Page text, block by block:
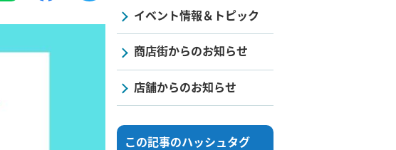
イベント情報＆トピック
商店街からのお知らせ
店舗からのお知らせ
この記事のハッシュタグ